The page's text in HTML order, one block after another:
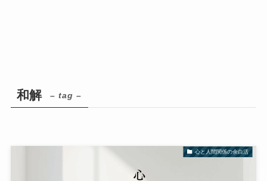
和解 – tag –
心と人間関係の余白活